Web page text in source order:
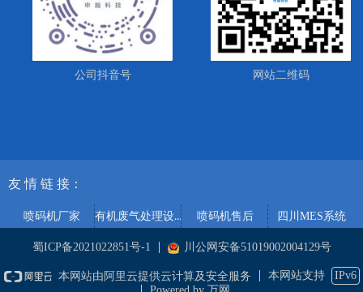
公司抖音号 网站二维码
友 情 链 接：
喷码机厂家 有机废气处理设备 喷码机售后 四川MES系统
蜀ICP备2021022851号-1 川公网安备51019002004129号
本网站由阿里云提供云计算及安全服务 本网站支持
IPv6